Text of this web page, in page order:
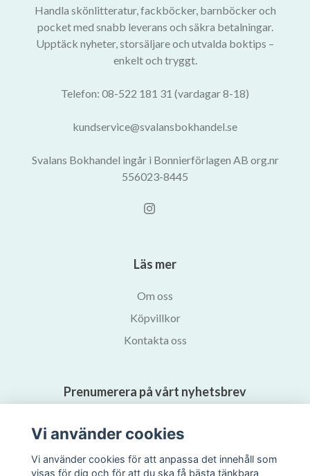
Handla skönlitteratur, fackböcker, barnböcker och
pocket med snabb leverans och säkra betalningar.
Upptäck nyheter, storsäljare och utvalda boktips –
enkelt och tryggt.
Telefon: 08-522 181 31 (vardagar 8-18)
kundservice@svalansbokhandel.se
Svalans Bokhandel ingår i Bonnierförlagen AB org.nr
556023-8445
Läs mer
Om oss
Köpvillkor
Kontakta oss
Prenumerera på vårt nyhetsbrev
Vi använder cookies
Vi använder cookies för att anpassa det innehåll som
visas för dig och för att du ska få bästa tänkbara